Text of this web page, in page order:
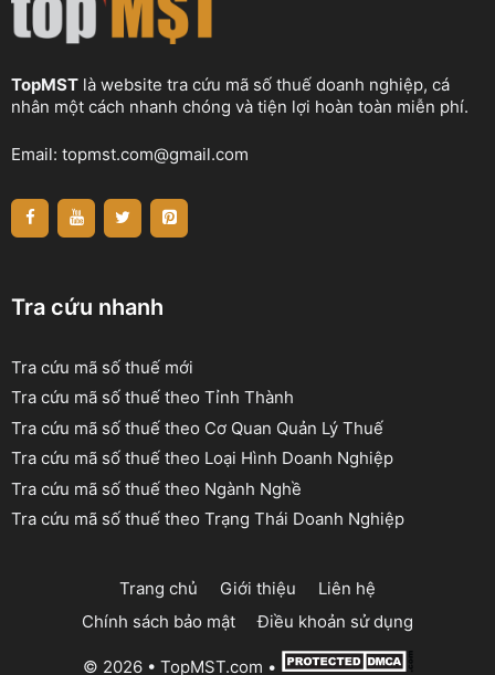
TopMST là website tra cứu mã số thuế doanh nghiệp, cá
nhân một cách nhanh chóng và tiện lợi hoàn toàn miễn phí.
Email: topmst.com@gmail.com
Tra cứu nhanh
Tra cứu mã số thuế mới
Tra cứu mã số thuế theo Tỉnh Thành
Tra cứu mã số thuế theo Cơ Quan Quản Lý Thuế
Tra cứu mã số thuế theo Loại Hình Doanh Nghiệp
Tra cứu mã số thuế theo Ngành Nghề
Tra cứu mã số thuế theo Trạng Thái Doanh Nghiệp
Trang chủ Giới thiệu
Liên hệ
Chính sách bảo mật
Điều khoản sử dụng
© 2026 • TopMST.com •